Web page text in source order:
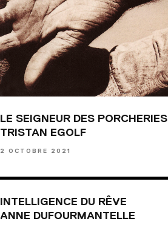
LE SEIGNEUR DES PORCHERIES
TRISTAN EGOLF
2 OCTOBRE 2021
INTELLIGENCE DU RÊVE
ANNE DUFOURMANTELLE